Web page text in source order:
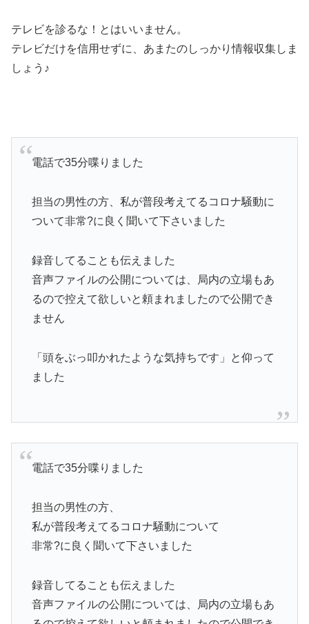
テレビを診るな！とはいいません。
テレビだけを信用せずに、あまたのしっかり情報収集しま
しょう♪
電話で35分喋りました
担当の男性の方、私が普段考えてるコロナ騒動に
ついて非常?に良く聞いて下さいました
録音してることも伝えました
音声ファイルの公開については、局内の立場もあ
るので控えて欲しいと頼まれましたので公開でき
ません
「頭をぶっ叩かれたような気持ちです」と仰って
ました
電話で35分喋りました
担当の男性の方、
私が普段考えてるコロナ騒動について
非常?に良く聞いて下さいました
録音してることも伝えました
音声ファイルの公開については、局内の立場もあ